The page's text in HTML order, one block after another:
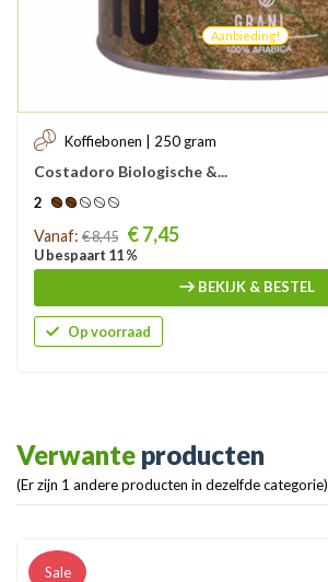
Aanbieding!
Koffiebonen | 250 gram
Costadoro Biologische &...
2
Prijs
Vanaf: € 8,45 € 7,45
U bespaart 11 %
BEKIJK & BESTEL
Op voorraad
Verwante producten
(Er zijn 1 andere producten in dezelfde categorie)
Sale